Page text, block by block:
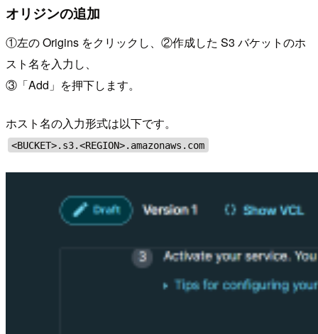
オリジンの追加
①左の Origins をクリックし、②作成した S3 バケットのホ
スト名を入力し、
③「Add」を押下します。
ホスト名の入力形式は以下です。
<BUCKET>.s3.<REGION>.amazonaws.com